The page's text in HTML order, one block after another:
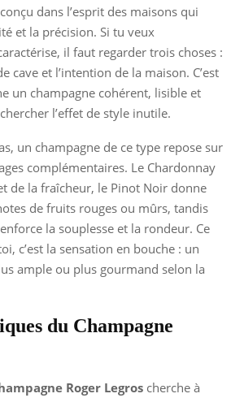
dans l’esprit des maisons qui
et la précision. Si tu veux
il faut regarder trois choses :
cave et l’intention de la maison. C’est
un champagne cohérent, lisible et
l’effet de style inutile.
un champagne de ce type repose sur
complémentaires. Le Chardonnay
de la fraîcheur, le Pinot Noir donne
de fruits rouges ou mûrs, tandis
la souplesse et la rondeur. Ce
c’est la sensation en bouche : un
ample ou plus gourmand selon la
du Champagne
Roger Legros cherche à